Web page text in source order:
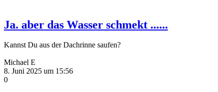
Ja. aber das Wasser schmekt ......
Kannst Du aus der Dachrinne saufen?
Michael E
8. Juni 2025 um 15:56
0